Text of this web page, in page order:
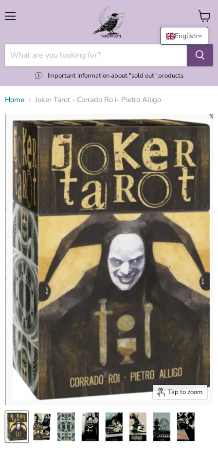
Important information about "sold out" products
View
cart
Home Joker Tarot - Corrado Ro i- Pietro Alligo
Tap to zoom
English